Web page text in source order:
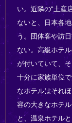
い。近隣の“土産
ないと、日本各
う。団体客や訪
ない。高級ホテ
が付いていて、
十分に家族単位
なホテルはそれ
容の大きなホテ
と、温泉ホテル